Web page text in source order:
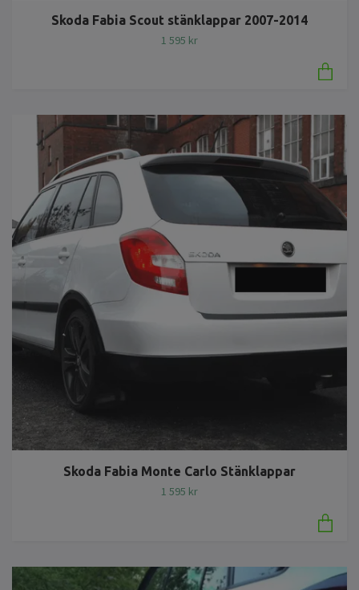
Skoda Fabia Scout stänklappar 2007-2014
1 595 kr
Skoda Fabia Monte Carlo Stänklappar
1 595 kr